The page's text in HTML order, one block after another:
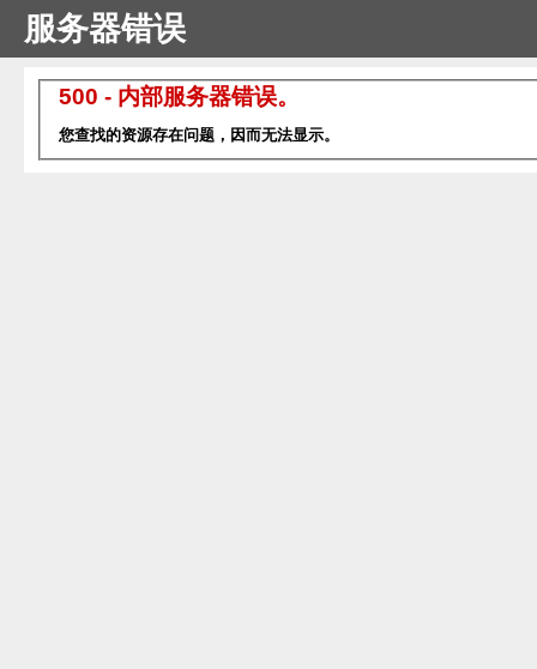
服务器错误
500 - 内部服务器错误。
您查找的资源存在问题，因而无法显示。